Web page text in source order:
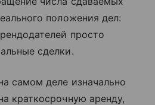
положения дел:
просто
сделки.
самом деле изначально
краткосрочную аренду,